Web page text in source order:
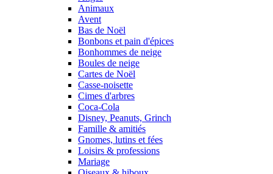
Animaux
Avent
Bas de Noël
Bonbons et pain d'épices
Bonhommes de neige
Boules de neige
Cartes de Noël
Casse-noisette
Cimes d'arbres
Coca-Cola
Disney, Peanuts, Grinch
Famille & amitiés
Gnomes, lutins et fées
Loisirs & professions
Mariage